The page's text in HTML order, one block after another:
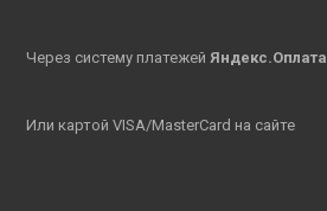
Через систему платежей Яндекс.Оплата
Или картой VISA/MasterCard на сайте